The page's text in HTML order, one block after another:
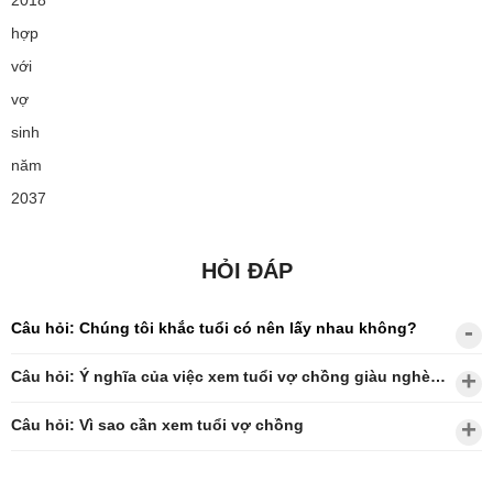
hợp
với
vợ
sinh
năm
2037
HỎI ĐÁP
Câu hỏi: Chúng tôi khắc tuổi có nên lấy nhau không?
Câu hỏi: Ý nghĩa của việc xem tuổi vợ chồng giàu nghèo?
Câu hỏi: Vì sao cần xem tuổi vợ chồng